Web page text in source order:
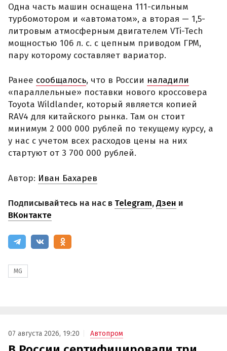
Одна часть машин оснащена 111-сильным
турбомотором и «автоматом», а вторая — 1,5-
литровым атмосферным двигателем VTi-Tech
мощностью 106 л. с. с цепным приводом ГРМ,
пару которому составляет вариатор.
Ранее сообщалось, что в России наладили
«параллельные» поставки нового кроссовера
Toyota Wildlander, который является копией
RAV4 для китайского рынка. Там он стоит
минимум 2 000 000 рублей по текущему курсу, а
у нас с учетом всех расходов цены на них
стартуют от 3 700 000 рублей.
Автор: Иван Бахарев
Подписывайтесь на нас в Telegram,Дзен и
ВКонтакте
MG
07 августа 2026, 19:20 Автопром